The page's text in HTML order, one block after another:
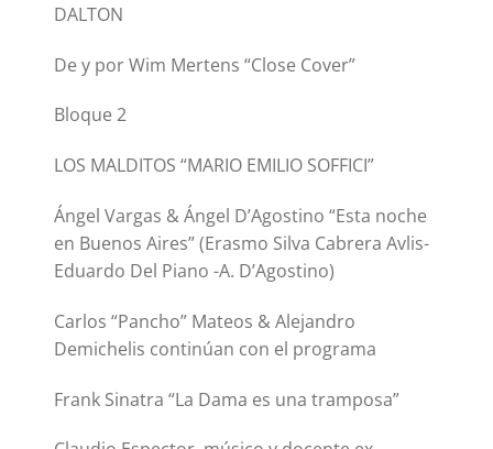
DALTON
De y por Wim Mertens “Close Cover”
Bloque 2
LOS MALDITOS “MARIO EMILIO SOFFICI”
Ángel Vargas & Ángel D’Agostino “Esta noche
en Buenos Aires” (Erasmo Silva Cabrera Avlis-
Eduardo Del Piano -A. D’Agostino)
Carlos “Pancho” Mateos & Alejandro
Demichelis continúan con el programa
Frank Sinatra “La Dama es una tramposa”